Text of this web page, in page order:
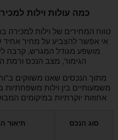
כמה עולות וילות
טווח המחירים של וילות למכירה
אי אפשר להצביע על מחיר אחיד
מושפע מגודל המגרש, קרבה
הגימור, מצב הנכס ורמת
מתוך הנכסים שאנו משווקים
משמעותיים בין וילות משפחתיות
אחוזות יוקרתיות במיקומים
סוג הנכס תיאור